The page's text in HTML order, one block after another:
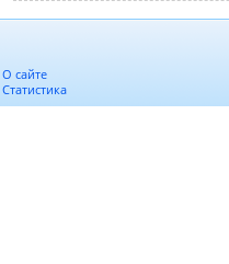
О сайте
Статистика